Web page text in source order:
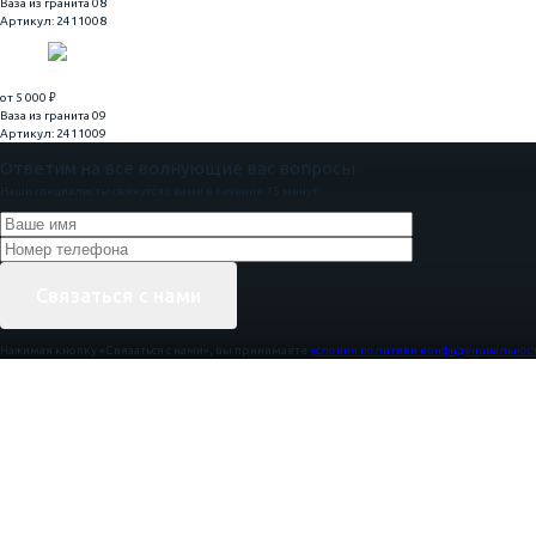
Ваза из гранита 08
Артикул: 2411008
от 5 000 ₽
Ваза из гранита 09
Артикул: 2411009
Ответим на все волнующие вас вопросы
Нажимая кнопку «Связаться с нами», вы принимаете условия политики